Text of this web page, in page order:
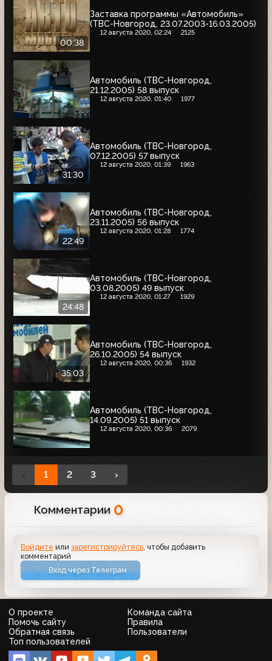
00:38
Заставка программы «Автомобиль»
(ТВС-Новгород, 23.07.2003-16.03.2005)
12 августа 2020, 02:24 2125
Автомобиль (ТВС-Новгород,
21.12.2005) 58 выпуск
12 августа 2020, 01:40 1977
31:30
Автомобиль (ТВС-Новгород,
07.12.2005) 57 выпуск
12 августа 2020, 01:39 1963
22:49
Автомобиль (ТВС-Новгород,
23.11.2005) 56 выпуск
12 августа 2020, 01:28 1774
24:48
Автомобиль (ТВС-Новгород,
03.08.2005) 49 выпуск
12 августа 2020, 01:27 1929
35:03
Автомобиль (ТВС-Новгород,
26.10.2005) 54 выпуск
12 августа 2020, 00:36 1932
Автомобиль (ТВС-Новгород,
14.09.2005) 51 выпуск
12 августа 2020, 00:36 2079
‹ 1 2 3 ›
Комментарии 0
Войдите илизарегистрируйтесь, чтобы добавить
комментарий
Вход через Телеграм
О проекте
Команда сайта
Помочь сайту
Правила
Обратная связь
Пользователи
Топ пользователей